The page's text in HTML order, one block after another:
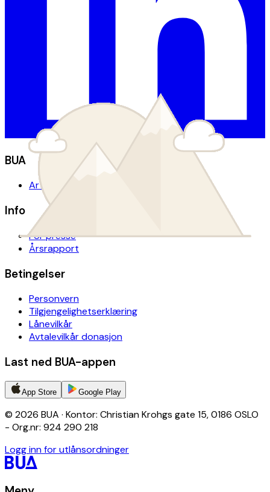
BUA
Artikler
Info
For presse
Årsrapport
Betingelser
Personvern
Tilgjengelighetserklæring
Lånevilkår
Avtalevilkår donasjon
Last ned BUA-appen
App Store Google Play
© 2026 BUA · Kontor: Christian Krohgs gate 15, 0186 OSLO
- Org.nr: 924 290 218
Logg inn for utlånsordninger